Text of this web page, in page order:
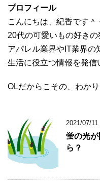
プロフィール
こんにちは、紀香です＾
20代の可愛いもの好きの
アパレル業界やIT業界の
生活に役立つ情報を発信
OLだからこその、わか
2021/07/11
蛍の光
ら？